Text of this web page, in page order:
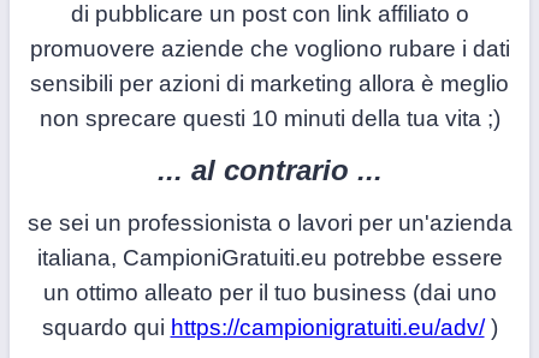
di pubblicare un post con link affiliato o
promuovere aziende che vogliono rubare i dati
sensibili per azioni di marketing allora è meglio
non sprecare questi 10 minuti della tua vita ;)
... al contrario ...
se sei un professionista o lavori per un'azienda
italiana, CampioniGratuiti.eu potrebbe essere
un ottimo alleato per il tuo business (dai uno
squardo qui https://campionigratuiti.eu/adv/)